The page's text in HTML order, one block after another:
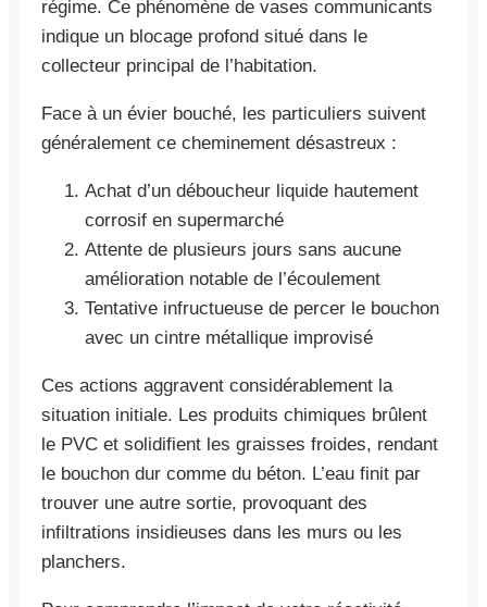
régime. Ce phénomène de vases communicants
indique un blocage profond situé dans le
collecteur principal de l’habitation.
Face à un évier bouché, les particuliers suivent
généralement ce cheminement désastreux :
Achat d’un déboucheur liquide hautement
corrosif en supermarché
Attente de plusieurs jours sans aucune
amélioration notable de l’écoulement
Tentative infructueuse de percer le bouchon
avec un cintre métallique improvisé
Ces actions aggravent considérablement la
situation initiale. Les produits chimiques brûlent
le PVC et solidifient les graisses froides, rendant
le bouchon dur comme du béton. L’eau finit par
trouver une autre sortie, provoquant des
infiltrations insidieuses dans les murs ou les
planchers.